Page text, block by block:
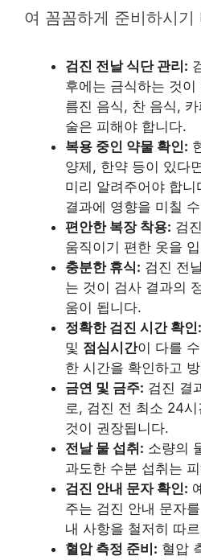
여 꼼꼼하게 준비하시기
검진 전날 식단 관리:
후에는 금식하는 것
름진 음식, 찬 음식,
술은 피해야 합니다.
복용 중인 약물 확인:
양제, 한약 등이 있다
미리 알려주어야 합
결과에 영향을 미칠
편안한 복장 착용: 검
움직이기 편한 옷을
충분한 휴식: 검진 전
는 것이 검사 결과의
움이 됩니다.
정확한 검진 시간 확인:
및 점심시간이 다를
한 시간을 확인하고
금연 및 금주: 검진 결
로, 검진 전 최소 24
것이 권장됩니다.
전날 물 섭취: 소량의
과도한 수분 섭취는
검진 안내 문자 확인:
주는 검진 안내 문자
내 사항을 철저히 따
혈압 측정 준비: 혈압